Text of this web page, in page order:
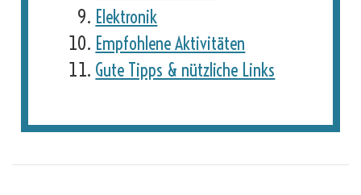
Elektronik
Empfohlene Aktivitäten
Gute Tipps & nützliche Links